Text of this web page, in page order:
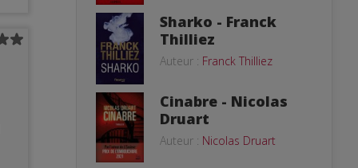
Sharko - Franck
Thilliez
Auteur : Franck Thilliez
Cinabre - Nicolas
Druart
Auteur : Nicolas Druart